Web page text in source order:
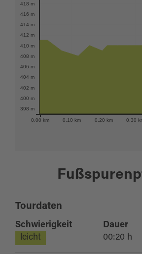
0.00 km 0.10 km 0.20 km 0.30
398 m
400 m
402 m
404 m
406 m
408 m
410 m
412 m
414 m
416 m
418 m
Tourdaten
Schwierigkeit
leicht
Dauer
00:20 h